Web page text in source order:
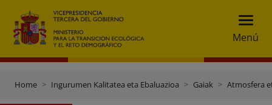
Menú
Home Ingurumen Kalitatea eta Ebaluazioa Gaiak Atmosfera